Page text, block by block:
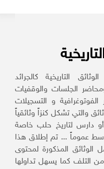
التاريخية كالجرائد
الجلسات والوقفيات
و التسجيلات
والتي تشكل كنزاً وثائقياً
دارس لتاريخ حلب خاصة
عموماً ... تم إطلاق هذا
المذكورة لمحتوى
التلف كما يسهل تداولها